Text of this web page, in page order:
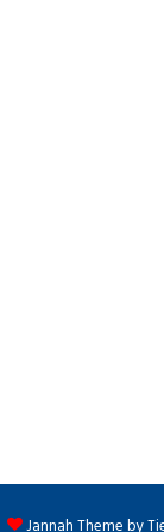
Jannah Theme by